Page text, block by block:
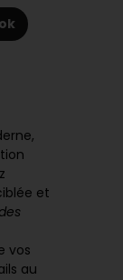
et
vos
au